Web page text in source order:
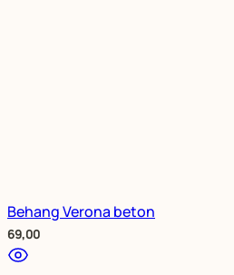
Behang Verona beton
69,00